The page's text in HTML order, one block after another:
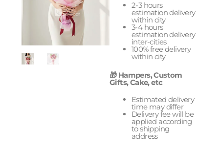
2-3 hours
estimation delivery
within city
3-4 hours
estimation delivery
inter-cities
100% free delivery
within city
🎁 Hampers, Custom
Gifts, Cake, etc
Estimated delivery
time may differ
Delivery fee will be
applied according
to shipping
address